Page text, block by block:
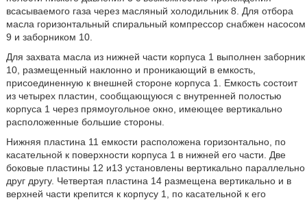
всасываемого газа через масляный холодильник 8. Для отбора
масла горизонтальный спиральный компрессор снабжен насосом
9 и заборником 10.
Для захвата масла из нижней части корпуса 1 выполнен заборник
10, размещенный наклонно и проникающий в емкость,
присоединенную к внешней стороне корпуса 1. Емкость состоит
из четырех пластин, сообщающуюся с внутренней полостью
корпуса 1 через прямоугольное окно, имеющее вертикально
расположенные большие стороны.
Нижняя пластина 11 емкости расположена горизонтально, по
касательной к поверхности корпуса 1 в нижней его части. Две
боковые пластины 12 и13 установлены вертикально параллельно
друг другу. Четвертая пластина 14 размещена вертикально и в
верхней части крепится к корпусу 1, по касательной к его